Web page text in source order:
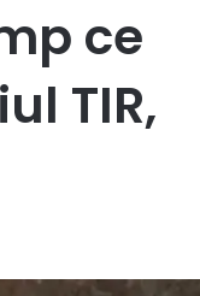
ce
TIR,